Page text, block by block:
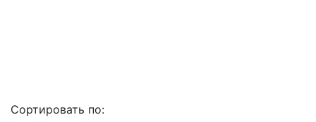
Сортировать по: